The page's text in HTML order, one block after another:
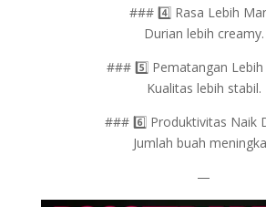
### 4️⃣ Rasa Lebih
Durian lebih creamy.
### 5️⃣ Pematangan Lebih
Kualitas lebih stabil.
### 6️⃣ Produktivitas Naik
Jumlah buah
—